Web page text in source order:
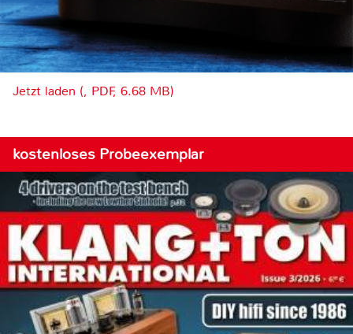
Jetzt laden (, PDF, 6.68 MB)
kostenloses Probeexemplar